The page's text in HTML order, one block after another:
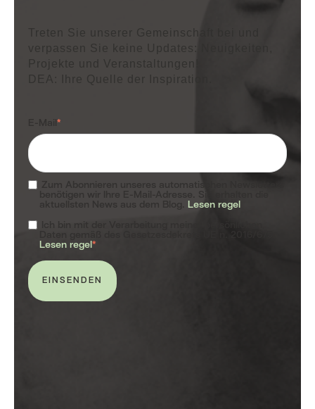
Treten Sie unserer Gemeinschaft bei und
verpassen Sie keine Updates: Neuigkeiten,
Projekte und Veranstaltungen!
DEA: Ihre Quelle der Inspiration.
*
Lesen regel
Lesen regel*